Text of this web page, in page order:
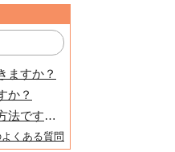
ますか？
か？
代金の支払いはどのような方法ですか？
くある質問